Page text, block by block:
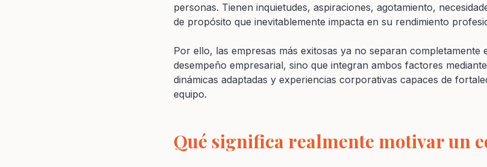
personas. Tienen inquietudes, aspiraciones, agotamiento,
de propósito que inevitablemente impacta en su rendimiento
Por ello, las empresas más exitosas ya no separan completamente
desempeño empresarial, sino que integran ambos factores
dinámicas adaptadas y experiencias corporativas capaces de
equipo.
Qué significa realmente motivar un